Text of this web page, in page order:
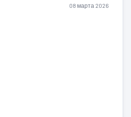
08 марта 2026